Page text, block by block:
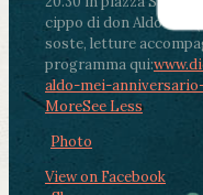
cippo di don Aldo Mei
soste, letture
programma qui:
aldo-mei-
MoreSee Less
Photo
View on Facebook